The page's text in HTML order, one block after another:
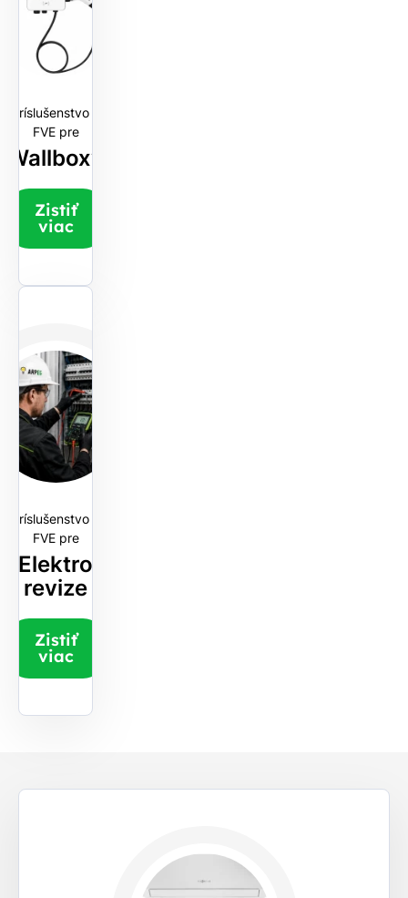
Príslušenstvo k
FVE pre
Wallboxy
Zistiť
viac
Príslušenstvo k
FVE pre
Elektro
revize
Zistiť
viac
Najobľúbenejšie